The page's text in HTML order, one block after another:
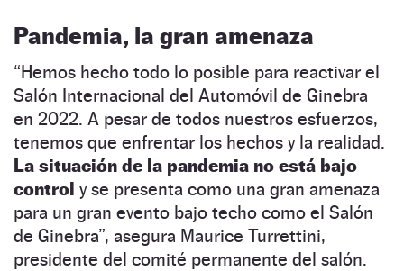
Pandemia, la gran amenaza
“Hemos hecho todo lo posible para reactivar el
Salón Internacional del Automóvil de Ginebra
en 2022. A pesar de todos nuestros esfuerzos,
tenemos que enfrentar los hechos y la realidad.
La situación de la pandemia no está bajo
control y se presenta como una gran amenaza
para un gran evento bajo techo como el Salón
de Ginebra”, asegura Maurice Turrettini,
presidente del comité permanente del salón.